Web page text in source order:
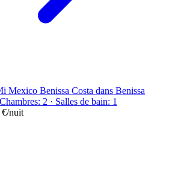
Mexico Benissa Costa dans Benissa
2 · Salles de bain: 1
€/nuit